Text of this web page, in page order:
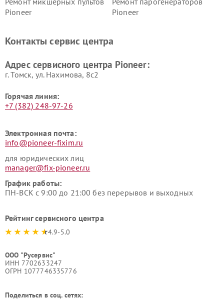
Pioneer
Pioneer
Контакты сервис центра
Адрес сервисного центра Pioneer:
г. Томск, ул. Нахимова, 8с2
Горячая линия:
+7 (382) 248-97-26
Электронная почта:
info@pioneer-fixim.ru
для юридических лиц
manager@fix-pioneer.ru
График работы:
ПН-ВСК с 9:00 до 21:00 без перерывов и выходных
Рейтинг сервисного центра
4.9-5.0
ООО "Русервис"
ИНН 7702633247
ОГРН 1077746335776
Поделиться в соц. сетях: